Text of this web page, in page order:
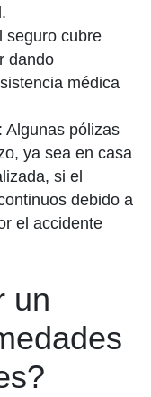
seguro cubre
dando
médica
: Algunas pólizas
ya sea en casa
si el
debido a
el accidente
un